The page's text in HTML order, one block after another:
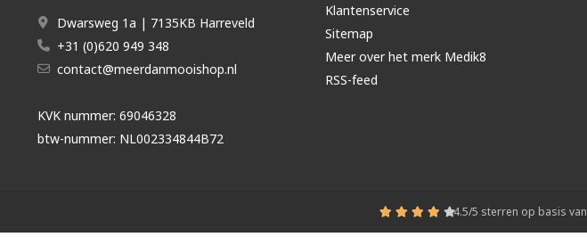
Dwarsweg 1a | 7135KB Harreveld
+31 (0)620 949 348
contact@meerdanmooishop.nl
KVK nummer: 69046328
btw-nummer: NL002334844B72
Klantenservice
Sitemap
Meer over het merk Medik8
RSS-feed
4.5/5 sterren op basis van